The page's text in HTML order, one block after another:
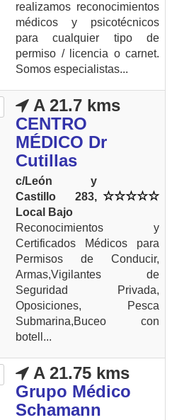
realizamos reconocimientos
médicos y psicotécnicos
para cualquier tipo de
permiso / licencia o carnet.
Somos especialistas...
A 21.7 kms
CENTRO
MÉDICO Dr
Cutillas
c/León y
Castillo 283,
Local Bajo
Reconocimientos y
Certificados Médicos para
Permisos de Conducir,
Armas,Vigilantes de
Seguridad Privada,
Oposiciones, Pesca
Submarina,Buceo con
botell...
A 21.75 kms
Grupo Médico
Schamann